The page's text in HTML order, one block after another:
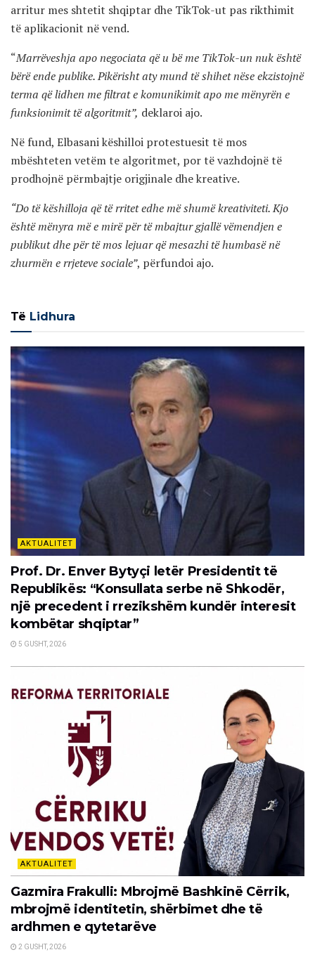
arritur mes shtetit shqiptar dhe TikTok-ut pas rikthimit
të aplikacionit në vend.
“Marrëveshja apo negociata që u bë me TikTok-un nuk është
bërë ende publike. Pikërisht aty mund të shihet nëse ekzistojnë
terma që lidhen me filtrat e komunikimit apo me mënyrën e
funksionimit të algoritmit”, deklaroi ajo.
Në fund, Elbasani këshilloi protestuesit të mos
mbështeten vetëm te algoritmet, por të vazhdojnë të
prodhojnë përmbajtje origjinale dhe kreative.
“Do të këshilloja që të rritet edhe më shumë kreativiteti. Kjo
është mënyra më e mirë për të mbajtur gjallë vëmendjen e
publikut dhe për të mos lejuar që mesazhi të humbasë në
zhurmën e rrjeteve sociale”, përfundoi ajo.
Të Lidhura
AKTUALITET
Prof. Dr. Enver Bytyçi letër Presidentit të
Republikës: “Konsullata serbe në Shkodër,
një precedent i rrezikshëm kundër interesit
kombëtar shqiptar”
5 GUSHT, 2026
AKTUALITET
Gazmira Frakulli: Mbrojmë Bashkinë Cërrik,
mbrojmë identitetin, shërbimet dhe të
ardhmen e qytetarëve
2 GUSHT, 2026